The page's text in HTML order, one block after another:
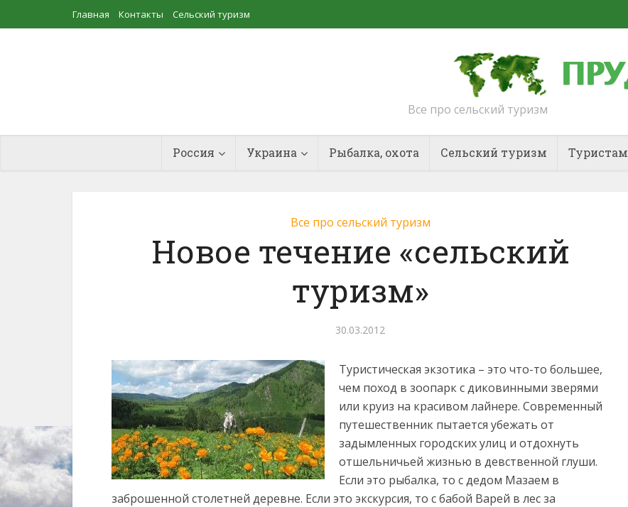
Главная Контакты Сельский туризм
Все про сельский туризм
Россия Украина Рыбалка, охота Сельский туризм Туристам
Все про сельский туризм
Новое течение «сельский
туризм»
30.03.2012
Туристическая экзотика – это что-то большее,
чем поход в зоопарк с диковинными зверями
или круиз на красивом лайнере. Современный
путешественник пытается убежать от
задымленных городских улиц и отдохнуть
отшельничьей жизнью в девственной глуши.
Если это рыбалка, то с дедом Мазаем в
заброшенной столетней деревне. Если это экскурсия, то с бабой Варей в лес за